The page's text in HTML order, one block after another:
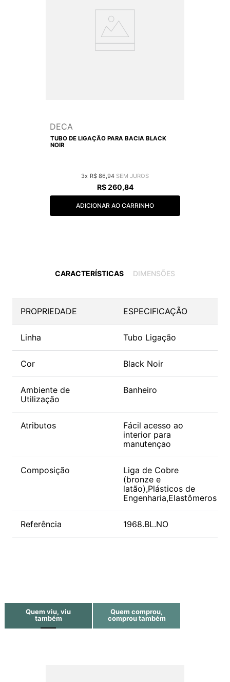
DECA
TUBO DE LIGAÇÃO PARA BACIA BLACK
NOIR
3 R$ 86 94
R$ 260,84
ADICIONAR AO CARRINHO
CARACTERÍSTICAS DIMENSÕES
PROPRIEDADE ESPECIFICAÇÃO
Linha Tubo Ligação
Cor Black Noir
Ambiente de
Utilização
Banheiro
Atributos
Fácil acesso ao
interior para
manutençao
Composição
Liga de Cobre
(bronze e
latão),Plásticos de
Engenharia,Elastômeros
Referência 1968.BL.NO
Quem viu, viu
também
Quem comprou,
comprou também